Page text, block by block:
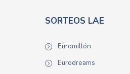
SORTEOS LAE
Euromillón
Eurodreams